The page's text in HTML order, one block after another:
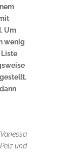
Um
wenig
und